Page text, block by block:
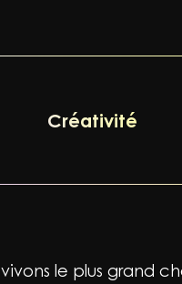
Créativité
vivons le plus grand